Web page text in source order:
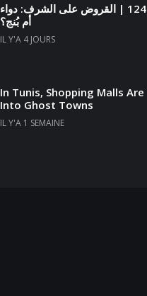
أكسبراس #124 | القروض على الشرف: دواء
أم بُنج؟
IL Y'A 4 JOURS
In Tunis, Shopping Malls
Into Ghost Towns
IL Y'A 1 SEMAINE